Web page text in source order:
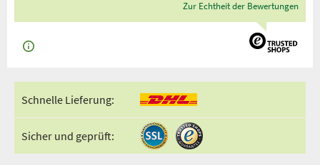
Zur Echtheit der Bewertungen
Schnelle Lieferung:
Sicher und geprüft: